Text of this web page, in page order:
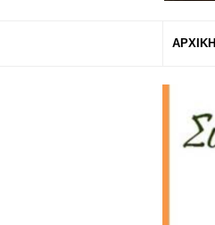
ΑΡΧΙΚΗ